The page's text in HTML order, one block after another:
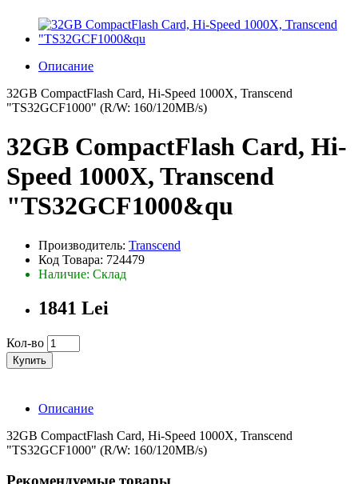
Описание
32GB CompactFlash Card, Hi-Speed 1000X, Transcend
"TS32GCF1000" (R/W: 160/120MB/s)
32GB CompactFlash Card, Hi-
Speed 1000X, Transcend
"TS32GCF1000&qu
Производитель: Transcend
Код Товара: 724479
Наличие: Склад
1841 Lei
Кол-во
Купить
Описание
32GB CompactFlash Card, Hi-Speed 1000X, Transcend
"TS32GCF1000" (R/W: 160/120MB/s)